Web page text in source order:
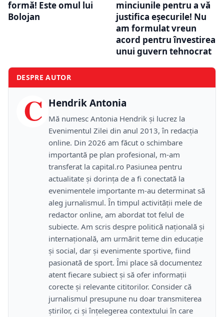
formă! Este omul lui
Bolojan
minciunile pentru a vă
justifica eșecurile! Nu
am formulat vreun
acord pentru învestirea
unui guvern tehnocrat
DESPRE AUTOR
C Hendrik Antonia
Mă numesc Antonia Hendrik și lucrez la
Evenimentul Zilei din anul 2013, în redacția
online. Din 2026 am făcut o schimbare
importantă pe plan profesional, m-am
transferat la capital.ro Pasiunea pentru
actualitate și dorința de a fi conectată la
evenimentele importante m-au determinat să
aleg jurnalismul. În timpul activității mele de
redactor online, am abordat tot felul de
subiecte. Am scris despre politică națională și
internațională, am urmărit teme din educație
și social, dar și evenimente sportive, fiind
pasionată de sport. Îmi place să documentez
atent fiecare subiect și să ofer informații
corecte și relevante cititorilor. Consider că
jurnalismul presupune nu doar transmiterea
știrilor, ci și înțelegerea contextului în care